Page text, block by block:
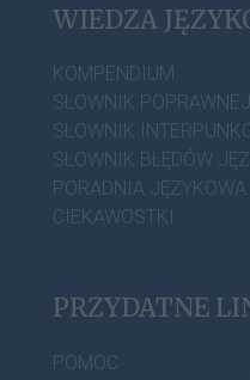
WIEDZA
KOMPENDIUM
SŁOWNIK
SŁOWNIK
SŁOWNIK BŁĘDÓW
PORADNIA JĘZYKOWA
CIEKAWOSTKI
PRZYDATNE
POMOC